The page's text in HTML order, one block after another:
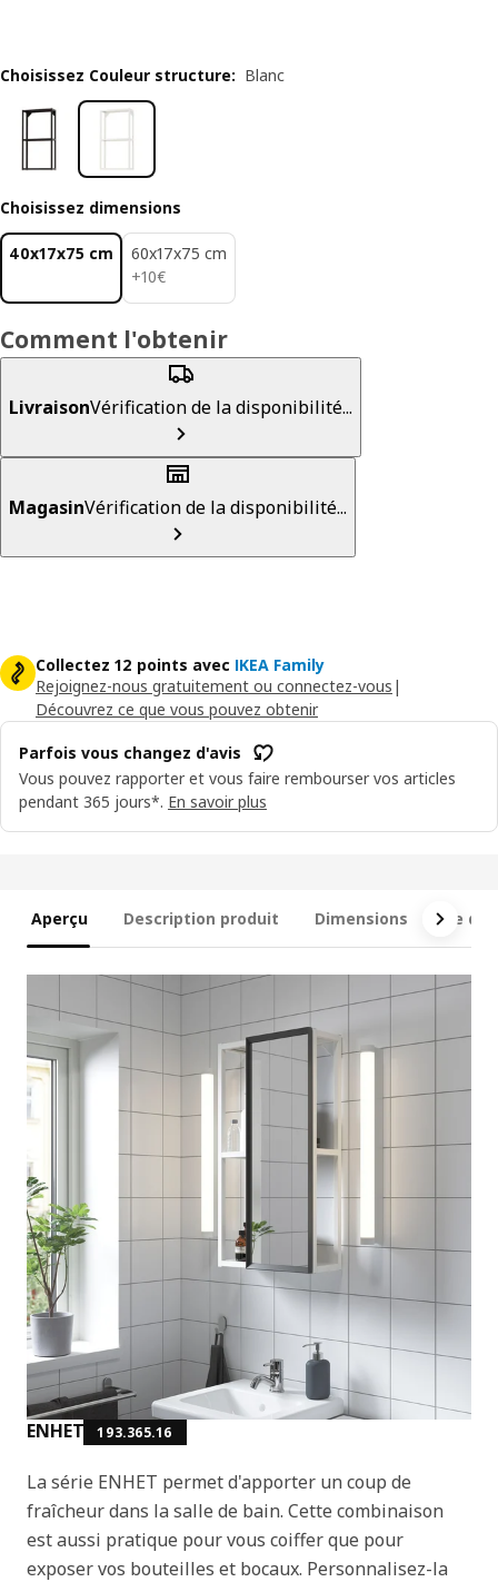
Choisissez Couleur structure: Blanc
Choisissez dimensions
40x17x75 cm
60x17x75 cm
+10€
10€
Comment l'obtenir
LivraisonVérification de la disponibilité...
MagasinVérification de la disponibilité...
Collectez 12 points avec IKEA Family
Rejoignez-nous gratuitement ou connectez-vous |
Découvrez ce que vous pouvez obtenir
Parfois vous changez d'avis
Vous pouvez rapporter et vous faire rembourser vos articles
pendant 365 jours*. En savoir plus
Aperçu Description produit Dimensions Ce
ENHET 193.365.16
La série ENHET permet d'apporter un coup de
fraîcheur dans la salle de bain. Cette combinaison
est aussi pratique pour vous coiffer que pour
exposer vos bouteilles et bocaux. Personnalisez-la